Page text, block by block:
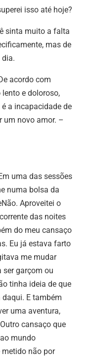
isso até hoje?
sinta muito a falta
mas de
dia.
acordo com
lento e doloroso,
a incapacidade de
um novo amor. –
uma das sessões
numa bolsa da
Aproveitei o
das noites
do meu cansaço
Eu já estava farto
me mudar
ser garçom ou
tinha ideia de que
E também
uma aventura,
cansaço que
mundo
não por